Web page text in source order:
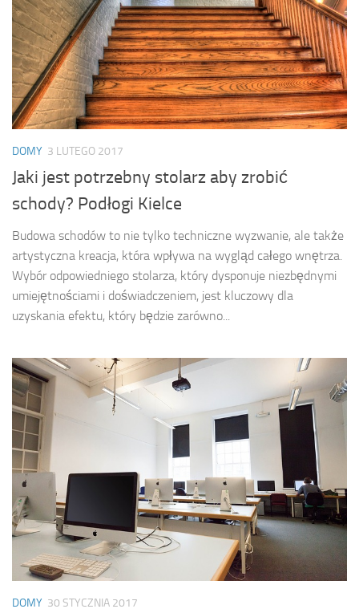
DOMY 3 LUTEGO 2017
Jaki jest potrzebny stolarz aby zrobić
schody? Podłogi Kielce
Budowa schodów to nie tylko techniczne wyzwanie, ale także
artystyczna kreacja, która wpływa na wygląd całego wnętrza.
Wybór odpowiedniego stolarza, który dysponuje niezbędnymi
umiejętnościami i doświadczeniem, jest kluczowy dla
uzyskania efektu, który będzie zarówno...
DOMY 30 STYCZNIA 2017